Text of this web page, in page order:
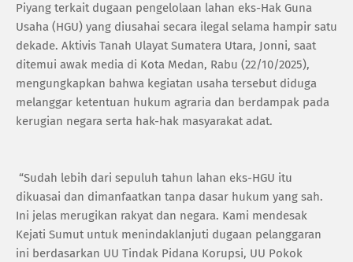
Piyang terkait dugaan pengelolaan lahan eks-Hak Guna
Usaha (HGU) yang diusahai secara ilegal selama hampir satu
dekade. Aktivis Tanah Ulayat Sumatera Utara, Jonni, saat
ditemui awak media di Kota Medan, Rabu (22/10/2025),
mengungkapkan bahwa kegiatan usaha tersebut diduga
melanggar ketentuan hukum agraria dan berdampak pada
kerugian negara serta hak-hak masyarakat adat.
“Sudah lebih dari sepuluh tahun lahan eks-HGU itu
dikuasai dan dimanfaatkan tanpa dasar hukum yang sah.
Ini jelas merugikan rakyat dan negara. Kami mendesak
Kejati Sumut untuk menindaklanjuti dugaan pelanggaran
ini berdasarkan UU Tindak Pidana Korupsi, UU Pokok